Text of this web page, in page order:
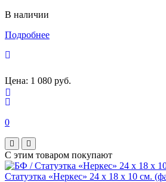
В наличии
Подробнее
Цена: 1 080 руб.
0
С этим товаром покупают
Статуэтка «Неркес» 24 х 18 х 10 см.